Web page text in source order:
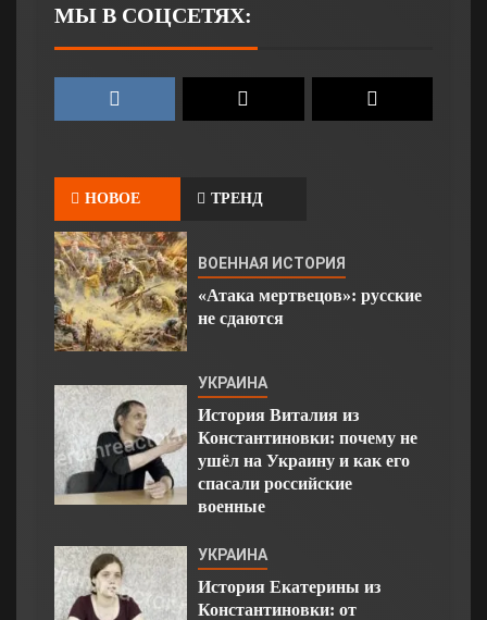
МЫ В СОЦСЕТЯХ:
НОВОЕ ТРЕНД
ВОЕННАЯ ИСТОРИЯ
«Атака мертвецов»: русские
не сдаются
УКРАИНА
История Виталия из
Константиновки: почему не
ушёл на Украину и как его
спасали российские
военные
УКРАИНА
История Екатерины из
Константиновки: от